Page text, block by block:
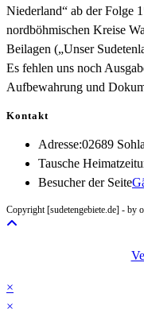
Niederland“ ab der Folge
nordböhmischen Kreise
Beilagen („Unser
Es fehlen uns noch
Aufbewahrung und
Kontakt
Adresse:02689
Tausche
Besucher der Seite
Copyright [sudetengebiete.de] - by
×
×